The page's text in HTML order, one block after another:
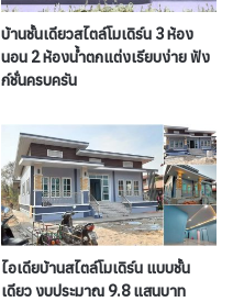
บ้านชั้นเดียวสไตล์โมเดิร์น 3 ห้อง
นอน 2 ห้องน้ำตกแต่งเรียบง่าย ฟัง
ก์ชั่นครบครัน
ไอเดียบ้านสไตล์โมเดิร์น แบบชั้น
เดียว งบประมาณ 9.8 แสนบาท